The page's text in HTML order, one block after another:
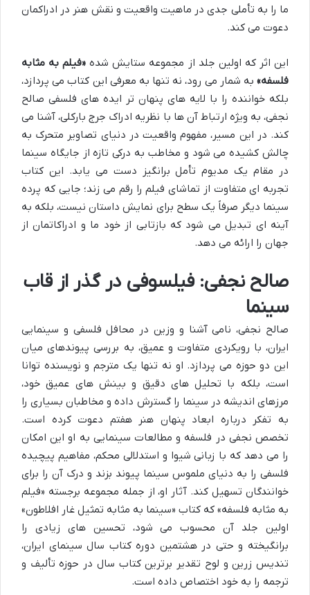
ما را به تأملی جدی در ماهیت واقعیت و نقش هنر در ادراکمان
دعوت می کند.
این اثر که اولین جلد از مجموعه ستایش شده «فیلم به مثابه
فلسفه» به شمار می رود، نه تنها به معرفی این کتاب می پردازد،
بلکه خواننده را با لایه های پنهان تر ایده های فلسفی صالح
نجفی، به ویژه ارتباط آن ها با نظریه ادراک جرج بارکلی، آشنا می
کند. در این مسیر، مفهوم واقعیت در دنیای تصاویر متحرک به
چالش کشیده می شود و مخاطب به درکی تازه از جایگاه سینما
در مقام یک مدیوم تأمل برانگیز دست می یابد. این کتاب
تجربه ای متفاوت از تماشای فیلم را رقم می زند؛ جایی که پرده
سینما دیگر صرفاً یک سطح برای نمایش داستان نیست، بلکه به
آینه ای تبدیل می شود که بازتابی از خود ما و ادراکاتمان از
جهان را ارائه می دهد.
صالح نجفی: فیلسوفی در گذر از قاب
سینما
صالح نجفی، نامی آشنا و وزین در محافل فلسفی و سینمایی
ایران، با رویکردی متفاوت و عمیق، به بررسی پیوندهای میان
این دو حوزه می پردازد. او نه تنها یک مترجم و نویسنده توانا
است، بلکه با تحلیل های دقیق و بینش های عمیق خود،
مرزهای اندیشه در سینما را گسترش داده و مخاطبان بسیاری را
به تفکر درباره ابعاد پنهان هنر هفتم دعوت کرده است.
تخصص نجفی در فلسفه و مطالعات سینمایی به او این امکان
را می دهد که با زبانی شیوا و استدلالی محکم، مفاهیم پیچیده
فلسفی را به دنیای ملموس سینما پیوند بزند و درک آن را برای
خوانندگان تسهیل کند. آثار او، از جمله مجموعه برجسته «فیلم
به مثابه فلسفه» که کتاب «سینما به مثابه تمثیل غار افلاطون»
اولین جلد آن محسوب می شود، تحسین های زیادی را
برانگیخته و حتی در هشتمین دوره کتاب سال سینمای ایران،
تندیس زرین و لوح تقدیر برترین کتاب سال در حوزه تألیف و
ترجمه را به خود اختصاص داده است.